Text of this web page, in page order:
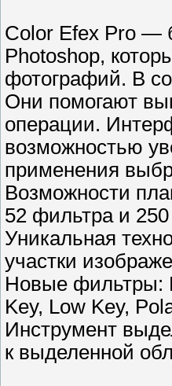
Color Efex Pro —
Photoshop,
фотографий. В
Они помогают
операции.
возможностью
применения
Возможности
52 фильтра и
Уникальная
участки
Новые фильтры:
Key, Low Key,
Инструмент
к выделенной